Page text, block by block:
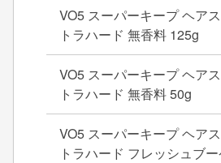
VO5 スーパーキープ ヘア
トラハード 無香料 125g
VO5 スーパーキープ ヘア
トラハード 無香料 50g
VO5 スーパーキープ ヘア
トラハード フレッシュブ